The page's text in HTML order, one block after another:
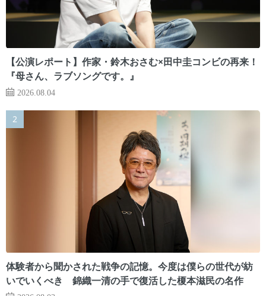
【公演レポート】作家・鈴木おさむ×田中圭コンビの再来！
『母さん、ラブソングです。』
2026.08.04
体験者から聞かされた戦争の記憶。今度は僕らの世代が紡
いでいくべき 錦織一清の手で復活した榎本滋民の名作